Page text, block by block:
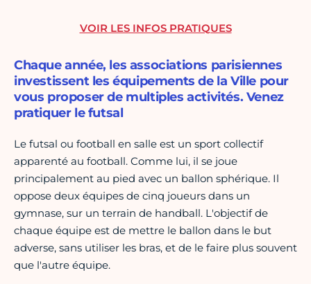
Chaque année, les associations parisiennes
investissent les équipements de la Ville pour
vous proposer de multiples activités. Venez
pratiquer le futsal
Le futsal ou football en salle est un sport collectif
apparenté au football. Comme lui, il se joue
principalement au pied avec un ballon sphérique. Il
oppose deux équipes de cinq joueurs dans un
gymnase, sur un terrain de handball. L'objectif de
chaque équipe est de mettre le ballon dans le but
adverse, sans utiliser les bras, et de le faire plus souvent
que l'autre équipe.
VOIR LES INFOS PRATIQUES